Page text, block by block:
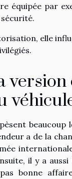
équipée par
elle
a de la
il y a
bonne